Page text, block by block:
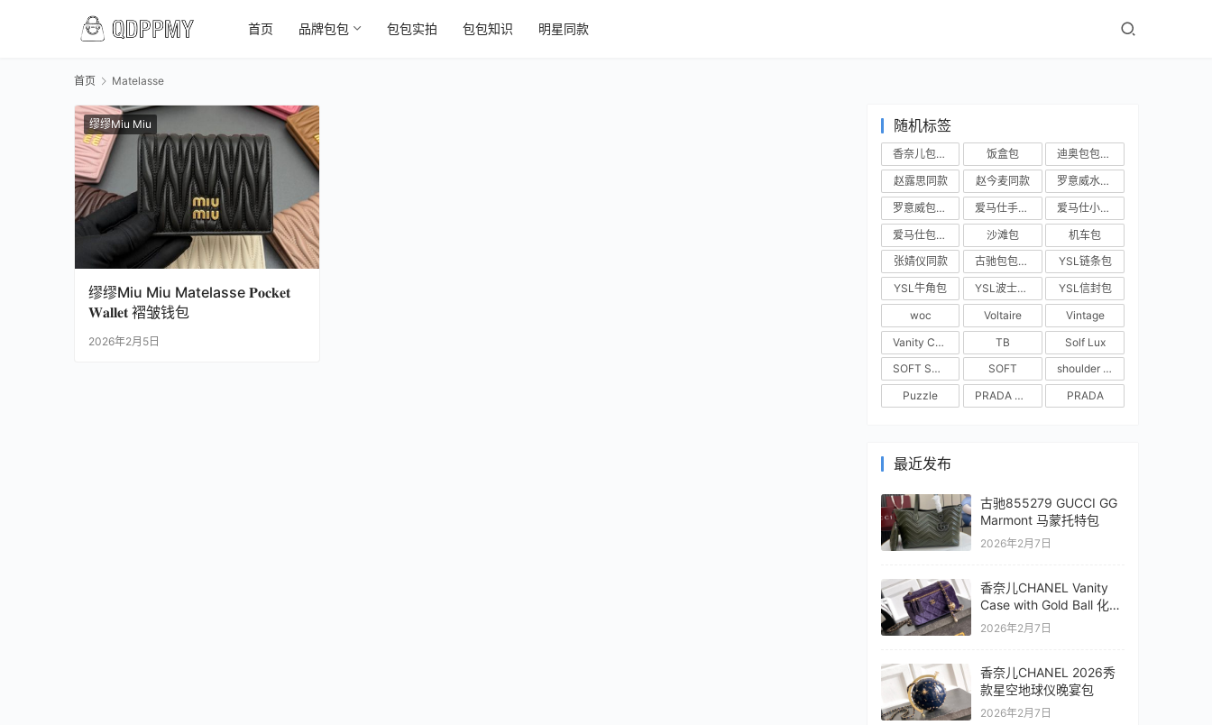
首页 品牌包包 包包实拍 包包知识 明星同款
首页 Matelasse
缪缪Miu Miu
缪缪Miu Miu Matelasse 𝐏𝐨𝐜𝐤𝐞𝐭
𝐖𝐚𝐥𝐥𝐞𝐭 褶皱钱包
2026年2月5日
随机标签
香奈儿包包实拍 饭盒包
迪奥包包实拍
赵露思同款
赵今麦同款
罗意威水桶包
罗意威包包实拍
爱马仕手提包
爱马仕小房子
爱马仕包包实拍
沙滩包
机车包
张婧仪同款
古驰包包实拍
YSL链条包
YSL牛角包
YSL波士顿包
YSL信封包
woc
Voltaire
Vintage
Vanity Case
TB
Solf Lux
SOFT SHOPPER
SOFT
shoulder bag
Puzzle
PRADA BUCKLE PRADA
最近发布
古驰855279 GUCCI GG
Marmont 马蒙托特包
2026年2月7日
香奈儿CHANEL Vanity
Case with Gold Ball 化妆
盒子包
2026年2月7日
香奈儿CHANEL 2026秀
款星空地球仪晚宴包
2026年2月7日